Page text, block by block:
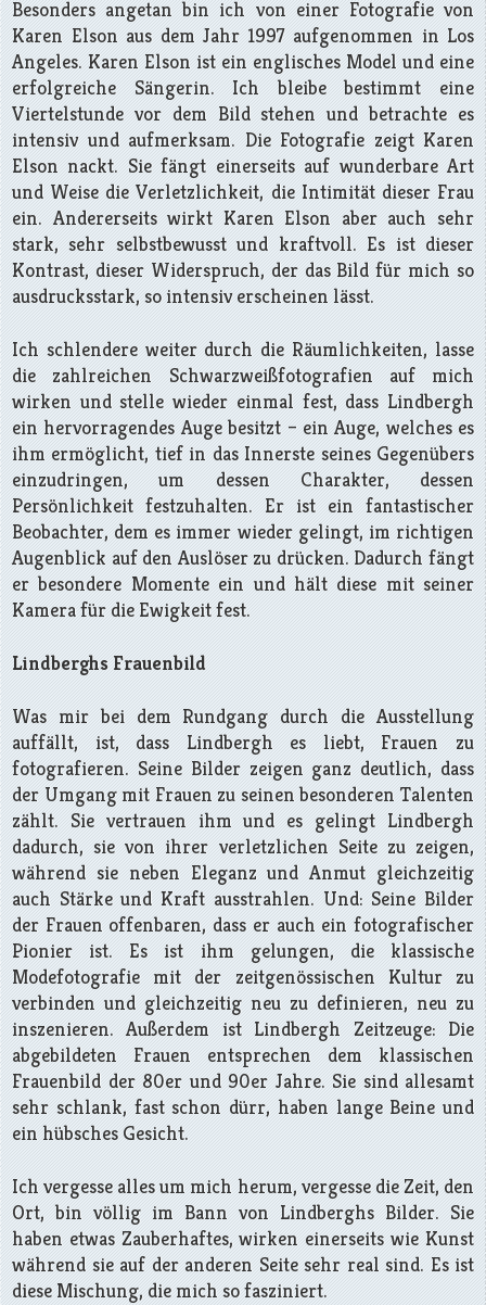
Besonders angetan bin ich von einer Fotografie von
Karen Elson aus dem Jahr 1997 aufgenommen in Los
Angeles. Karen Elson ist ein englisches Model und eine
erfolgreiche Sängerin. Ich bleibe bestimmt eine
Viertelstunde vor dem Bild stehen und betrachte es
intensiv und aufmerksam. Die Fotografie zeigt Karen
Elson nackt. Sie fängt einerseits auf wunderbare Art
und Weise die Verletzlichkeit, die Intimität dieser Frau
ein. Andererseits wirkt Karen Elson aber auch sehr
stark, sehr selbstbewusst und kraftvoll. Es ist dieser
Kontrast, dieser Widerspruch, der das Bild für mich so
ausdrucksstark, so intensiv erscheinen lässt.
Ich schlendere weiter durch die Räumlichkeiten, lasse
die zahlreichen Schwarzweißfotografien auf mich
wirken und stelle wieder einmal fest, dass Lindbergh
ein hervorragendes Auge besitzt – ein Auge, welches es
ihm ermöglicht, tief in das Innerste seines Gegenübers
einzudringen, um dessen Charakter, dessen
Persönlichkeit festzuhalten. Er ist ein fantastischer
Beobachter, dem es immer wieder gelingt, im richtigen
Augenblick auf den Auslöser zu drücken. Dadurch fängt
er besondere Momente ein und hält diese mit seiner
Kamera für die Ewigkeit fest.
Lindberghs Frauenbild
Was mir bei dem Rundgang durch die Ausstellung
auffällt, ist, dass Lindbergh es liebt, Frauen zu
fotografieren. Seine Bilder zeigen ganz deutlich, dass
der Umgang mit Frauen zu seinen besonderen Talenten
zählt. Sie vertrauen ihm und es gelingt Lindbergh
dadurch, sie von ihrer verletzlichen Seite zu zeigen,
während sie neben Eleganz und Anmut gleichzeitig
auch Stärke und Kraft ausstrahlen. Und: Seine Bilder
der Frauen offenbaren, dass er auch ein fotografischer
Pionier ist. Es ist ihm gelungen, die klassische
Modefotografie mit der zeitgenössischen Kultur zu
verbinden und gleichzeitig neu zu definieren, neu zu
inszenieren. Außerdem ist Lindbergh Zeitzeuge: Die
abgebildeten Frauen entsprechen dem klassischen
Frauenbild der 80er und 90er Jahre. Sie sind allesamt
sehr schlank, fast schon dürr, haben lange Beine und
ein hübsches Gesicht.
Ich vergesse alles um mich herum, vergesse die Zeit, den
Ort, bin völlig im Bann von Lindberghs Bilder. Sie
haben etwas Zauberhaftes, wirken einerseits wie Kunst
während sie auf der anderen Seite sehr real sind. Es ist
diese Mischung, die mich so fasziniert.